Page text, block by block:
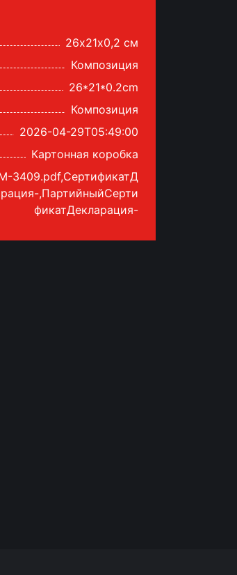
26х21х0,2 см
Композиция
26*21*0.2cm
Композиция
2026-04-29T05:49:00
Картонная коробка
3409.pdf,СертификатД
,ПартийныйСерти
фикатДекларация-